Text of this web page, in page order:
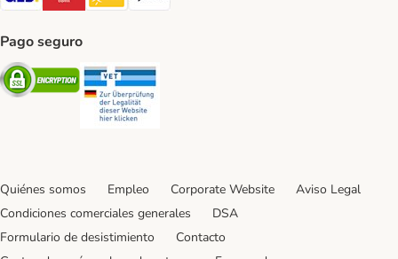
Pago seguro
Security
Quiénes somos Empleo Corporate Website
Aviso Legal
Condiciones comerciales generales
DSA
Formulario de desistimiento
Contacto